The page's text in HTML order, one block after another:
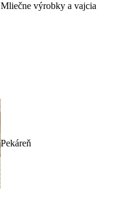
Mliečne výrobky a vajcia
Pekáreň